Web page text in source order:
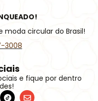
circular do Brasil!
3008
e fique por dentro
Í E